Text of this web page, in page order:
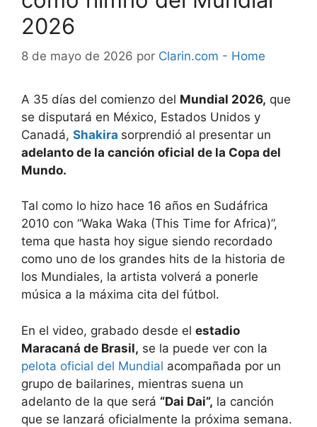
2026
8 de mayo de 2026 por Clarin.com - Home
A 35 días del comienzo del Mundial 2026, que
se disputará en México, Estados Unidos y
Canadá, Shakira sorprendió al presentar un
adelanto de la canción oficial de la Copa del
Mundo.
Tal como lo hizo hace 16 años en Sudáfrica
2010 con “Waka Waka (This Time for Africa)”,
tema que hasta hoy sigue siendo recordado
como uno de los grandes hits de la historia de
los Mundiales, la artista volverá a ponerle
música a la máxima cita del fútbol.
En el video, grabado desde el estadio
Maracaná de Brasil, se la puede ver con la
pelota oficial del Mundial acompañada por un
grupo de bailarines, mientras suena un
adelanto de la que será “Dai Dai”, la canción
que se lanzará oficialmente la próxima semana.